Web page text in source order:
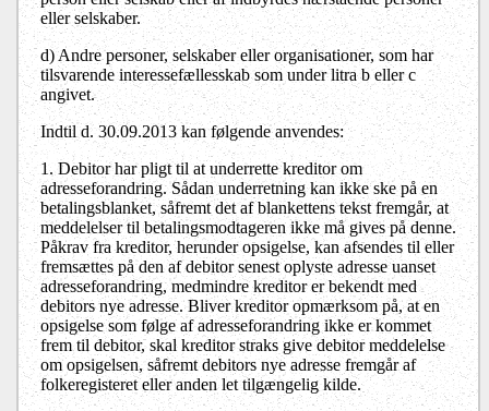
eller selskaber.
d)Andre personer, selskaber eller organisationer, som har
tilsvarende interessefællesskab som under litra b eller c
angivet.
Indtil d. 30.09.2013 kan følgende anvendes:
1. Debitor har pligt til at underrette kreditor om
adresseforandring. Sådan underretning kan ikke ske på en
betalingsblanket, såfremt det af blankettens tekst fremgår, at
meddelelser til betalingsmodtageren ikke må gives på denne.
Påkrav fra kreditor, herunder opsigelse, kan afsendes til eller
fremsættes på den af debitor senest oplyste adresse uanset
adresseforandring, medmindre kreditor er bekendt med
debitors nye adresse. Bliver kreditor opmærksom på, at en
opsigelse som følge af adresseforandring ikke er kommet
frem til debitor, skal kreditor straks give debitor meddelelse
om opsigelsen, såfremt debitors nye adresse fremgår af
folkeregisteret eller anden let tilgængelig kilde.